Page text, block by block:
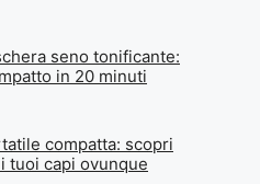
seno tonificante:
in 20 minuti
compatta: scopri
tuoi capi ovunque